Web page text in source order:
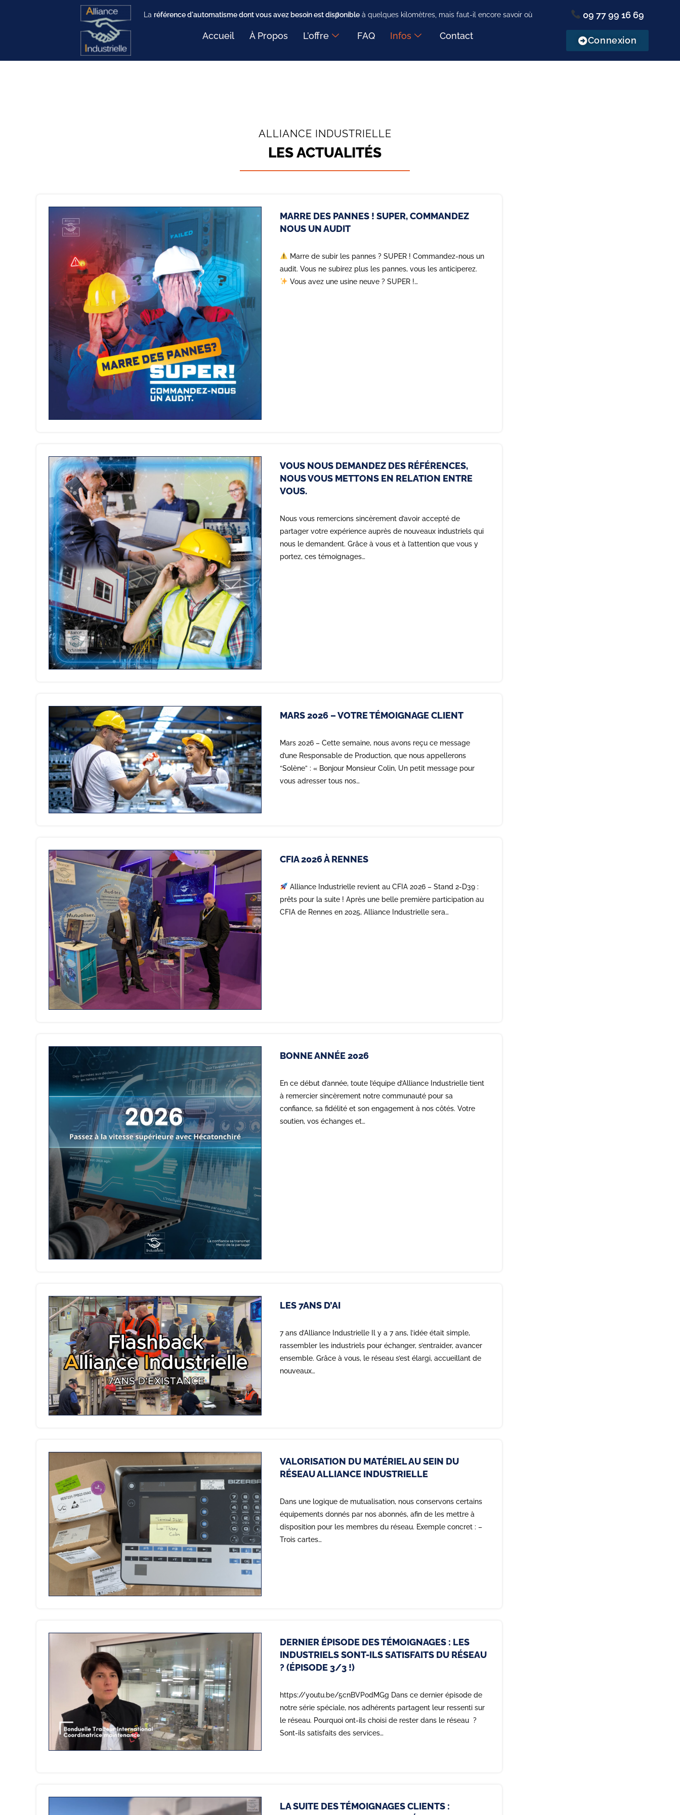
La référence d'automatisme dont vous avez besoin est disponible
à quelques kilomètres, mais faut-il encore savoir où ?
Accueil À Propos L’offre FAQ Infos Contact
09 77 99 16 69
Connexion
ALLIANCE INDUSTRIELLE
LES ACTUALITÉS
MARRE DES PANNES ! SUPER, COMMANDEZ
NOUS UN AUDIT
Marre de subir les pannes ? SUPER ! Commandez-nous un
audit. Vous ne subirez plus les pannes, vous les anticiperez.
Vous avez une usine neuve ? SUPER !…
VOUS NOUS DEMANDEZ DES RÉFÉRENCES,
NOUS VOUS METTONS EN RELATION ENTRE
VOUS.
Nous vous remercions sincèrement d’avoir accepté de
partager votre expérience auprès de nouveaux industriels qui
nous le demandent. Grâce à vous et à l’attention que vous y
portez, ces témoignages…
MARS 2026 – VOTRE TÉMOIGNAGE CLIENT
Mars 2026 – Cette semaine, nous avons reçu ce message
d’une Responsable de Production, que nous appellerons
“Solène” : « Bonjour Monsieur Colin, Un petit message pour
vous adresser tous nos…
CFIA 2026 À RENNES
Alliance Industrielle revient au CFIA 2026 – Stand 2-D39 :
prêts pour la suite ! Après une belle première participation au
CFIA de Rennes en 2025, Alliance Industrielle sera…
BONNE ANNÉE 2026
En ce début d’année, toute l’équipe d’Alliance Industrielle tient
à remercier sincèrement notre communauté pour sa
confiance, sa fidélité et son engagement à nos côtés. Votre
soutien, vos échanges et…
LES 7ANS D’AI
7 ans d’Alliance Industrielle Il y a 7 ans, l’idée était simple,
rassembler les industriels pour échanger, s’entraider, avancer
ensemble. Grâce à vous, le réseau s’est élargi, accueillant de
nouveaux…
VALORISATION DU MATÉRIEL AU SEIN DU
RÉSEAU ALLIANCE INDUSTRIELLE
Dans une logique de mutualisation, nous conservons certains
équipements donnés par nos abonnés, afin de les mettre à
disposition pour les membres du réseau. Exemple concret : –
Trois cartes…
DERNIER ÉPISODE DES TÉMOIGNAGES : LES
INDUSTRIELS SONT-ILS SATISFAITS DU RÉSEAU
? (ÉPISODE 3/3 !)
https://youtu.be/5cnBVPodMGg Dans ce dernier épisode de
notre série spéciale, nos adhérents partagent leur ressenti sur
le réseau. Pourquoi ont-ils choisi de rester dans le réseau ?
Sont-ils satisfaits des services…
LA SUITE DES TÉMOIGNAGES CLIENTS :